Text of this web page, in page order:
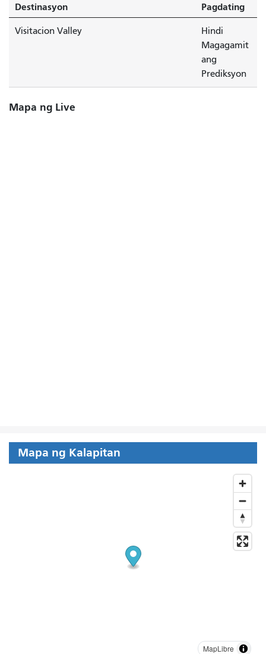
Destinasyon
Pagdating
Visitacion Valley
Hindi
Magagamit
ang
Prediksyon
Mapa ng Live
Mapa ng Kalapitan
MapLibre